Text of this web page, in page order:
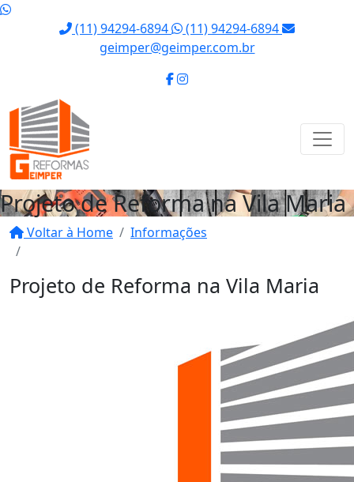
(11) 94294-6894
(11) 94294-6894
geimper@geimper.com.br
Projeto de Reforma na Vila Maria
Voltar à Home
Informações
Projeto de Reforma na Vila Maria